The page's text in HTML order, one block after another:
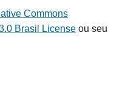
Commons
Brasil Licenseou seu